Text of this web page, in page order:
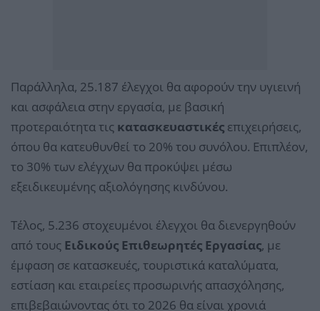
Παράλληλα, 25.187 έλεγχοι θα αφορούν την υγιεινή
και ασφάλεια στην εργασία, με βασική
προτεραιότητα τις κατασκευαστικές επιχειρήσεις,
όπου θα κατευθυνθεί το 20% του συνόλου. Επιπλέον,
το 30% των ελέγχων θα προκύψει μέσω
εξειδικευμένης αξιολόγησης κινδύνου.
Τέλος, 5.236 στοχευμένοι έλεγχοι θα διενεργηθούν
από τους Ειδικούς Επιθεωρητές Εργασίας, με
έμφαση σε κατασκευές, τουριστικά καταλύματα,
εστίαση και εταιρείες προσωρινής απασχόλησης,
επιβεβαιώνοντας ότι το 2026 θα είναι χρονιά